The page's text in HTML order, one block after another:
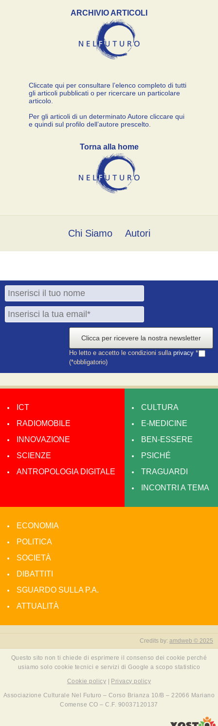
ARCHIVIO ARTICOLI
Cliccate qui per consultare l’elenco completo di tutti
gli articoli pubblicati o per ricercare un particolare
articolo.
Per gli articoli di un determinato Autore cliccare qui
e quindi sul profilo dell’autore prescelto.
Torna alla home
Chi Siamo Autori
Clicca per ricevere la nostra newsletter
Ho letto e accetto le condizioni sulla privacy *
(*obbligatorio)
ICT
RADIOMOBILE
INNOVAZIONE
SCIENZE
ANTROPOLOGIA DIGITALE
CULTURA
E-MEDICINE
BEN-ESSERE
PSICHÉ
TRAGUARDI
INCONTRI A TEMA
ECONOMIA
POLITICA
SOCIETÀ
DIBATTITI
SGUARDO SULLA P.A.
ATTUALITÀ
Credits by: amdweb © 2025
Questo sito non ti chiede di esprimere il consenso dei cookie perché
usiamo solo cookie tecnici e servizi di Google a scopo statistico
Cookie policy Privacy policy
Associazione Culturale Nel Futuro – Corso Brianza 10/B – 22066 Mariano
Comense CO – C.F. 90037120137